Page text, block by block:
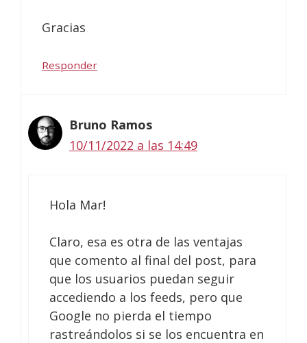
Gracias
Responder
Bruno Ramos
10/11/2022 a las 14:49
Hola Mar!
Claro, esa es otra de las ventajas
que comento al final del post, para
que los usuarios puedan seguir
accediendo a los feeds, pero que
Google no pierda el tiempo
rastreándolos si se los encuentra en